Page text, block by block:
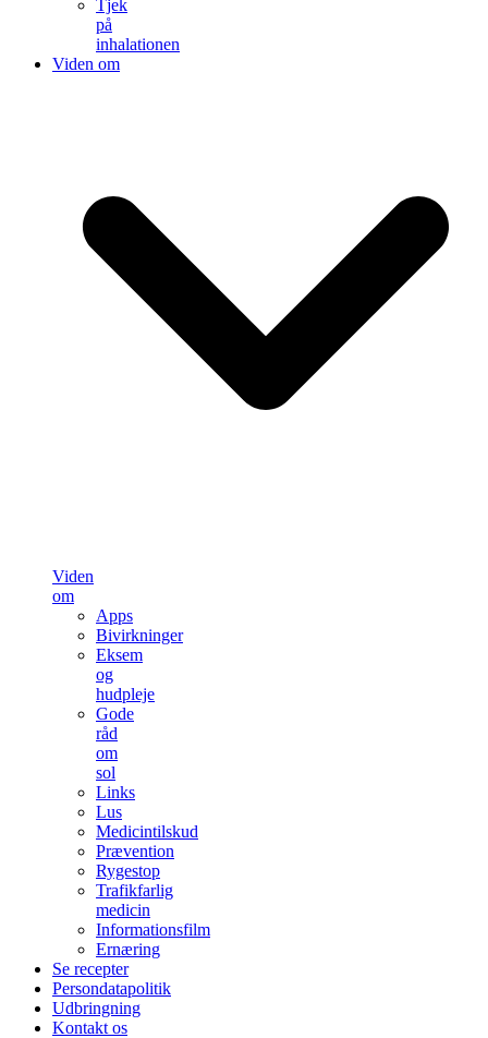
Tjek
på
inhalationen
Viden om
Viden
om
Apps
Bivirkninger
Eksem
og
hudpleje
Gode
råd
om
sol
Links
Lus
Medicintilskud
Prævention
Rygestop
Trafikfarlig
medicin
Informationsfilm
Ernæring
Se recepter
Persondatapolitik
Udbringning
Kontakt os